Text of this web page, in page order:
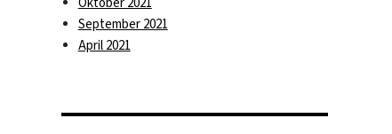
September 2021
April 2021